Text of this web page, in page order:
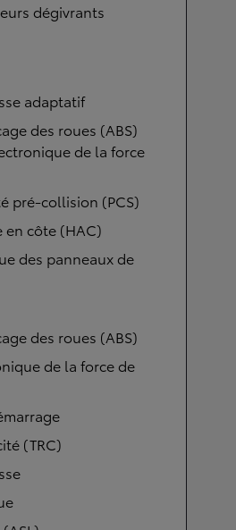
dégivrants
adaptatif
des roues (ABS)
de la force
pré-collision (PCS)
en côte (HAC)
des panneaux de
des roues (ABS)
de la force de
(TRC)